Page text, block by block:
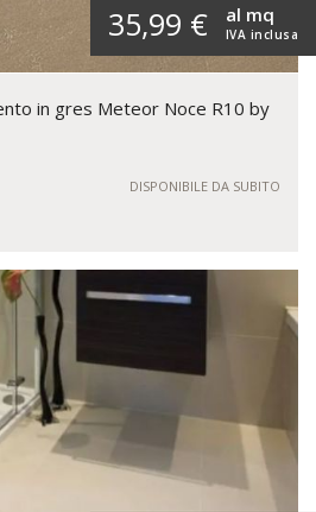
35,99 € IVA inclusa
al mq
in gres Meteor Noce R10 by
DISPONIBILE DA SUBITO